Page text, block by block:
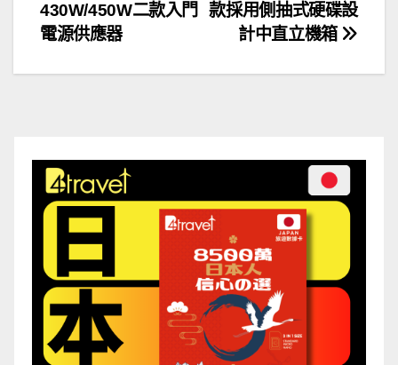
導
覽
款採用側抽式硬碟設
計中直立機箱
430W/450W二款入門
電源供應器